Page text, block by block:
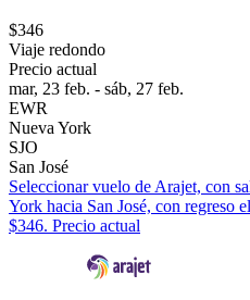
$346
Viaje redondo
Precio actual
mar, 23 feb. - sáb, 27 feb.
EWR
Nueva York
SJO
San José
Seleccionar vuelo de Arajet, con
York hacia San José, con regreso
$346. Precio actual